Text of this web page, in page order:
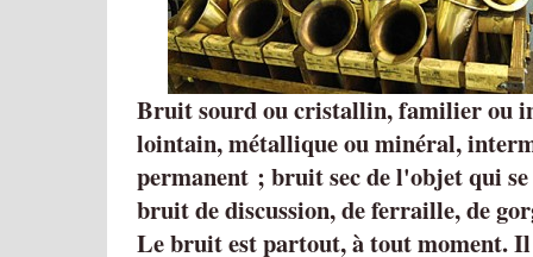
Bruit sourd ou cristallin, familier ou
lointain, métallique ou minéral,
permanent ; bruit sec de l'objet qui
bruit de discussion, de ferraille, de
Le bruit est partout, à tout moment. Il